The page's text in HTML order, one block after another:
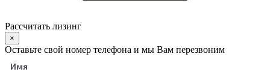
Рассчитать лизинг
×
Оставьте свой номер телефона и мы Вам перезвоним
Имя